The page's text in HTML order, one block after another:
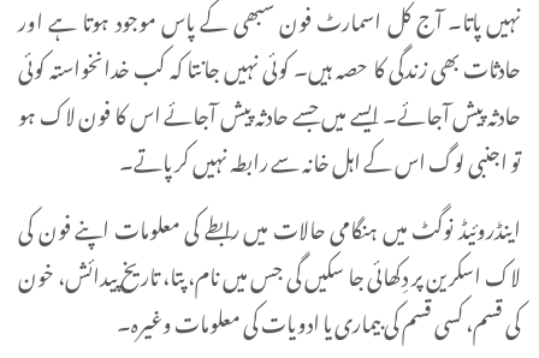
نہیں پاتا۔ آج کل اسمارٹ فون سبھی کے پاس موجود ہوتا ہے اور
حادثات بھی زندگی کا حصہ ہیں۔ کوئی نہیں جانتا کہ کب خدانخواستہ کوئی
حادثہ پیش آجائے۔ ایسے میں جسے حادثہ پیش آجائے اس کا فون لاک ہو
تو اجنبی لوگ اس کے اہل خانہ سے رابطہ نہیں کر پاتے۔
اینڈروئیڈ نوگٹ میں ہنگامی حالات میں رابطے کی معلومات اپنے فون کی
لاک اسکرین پر دِکھائی جا سکیں گی جس میں نام، پتا، تاریخ پیدائش، خون
کی قسم، کسی قسم کی بیماری یا ادویات کی معلومات وغیرہ۔